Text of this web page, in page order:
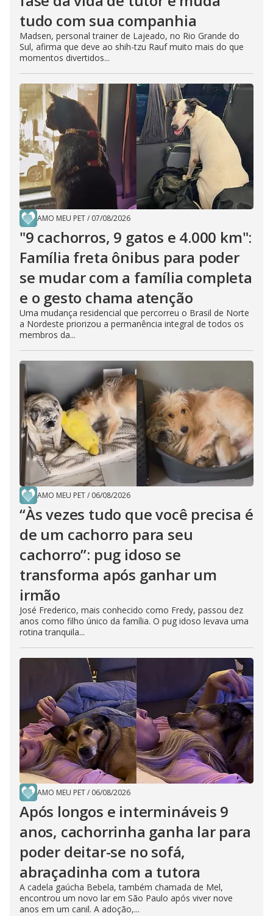
tudo com sua companhia
Madsen, personal trainer de Lajeado, no Rio Grande do
Sul, afirma que deve ao shih-tzu Rauf muito mais do que
momentos divertidos...
AMO MEU PET/ 07/08/2026
"9 cachorros, 9 gatos e 4.000 km":
Família freta ônibus para poder
se mudar com a família completa
e o gesto chama atenção
Uma mudança residencial que percorreu o Brasil de Norte
a Nordeste priorizou a permanência integral de todos os
membros da...
AMO MEU PET/ 06/08/2026
“Às vezes tudo que você precisa é
de um cachorro para seu
cachorro”: pug idoso se
transforma após ganhar um
irmão
José Frederico, mais conhecido como Fredy, passou dez
anos como filho único da família. O pug idoso levava uma
rotina tranquila...
AMO MEU PET/ 06/08/2026
Após longos e intermináveis 9
anos, cachorrinha ganha lar para
poder deitar-se no sofá,
abraçadinha com a tutora
A cadela gaúcha Bebela, também chamada de Mel,
encontrou um novo lar em São Paulo após viver nove
anos em um canil. A adoção,...